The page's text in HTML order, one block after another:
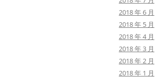
2018 年 6 月
2018 年 5 月
2018 年 4 月
2018 年 3 月
2018 年 2 月
2018 年 1 月